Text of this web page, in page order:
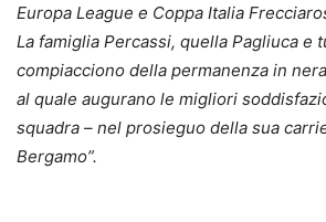
Europa League e Coppa Italia
La famiglia Percassi, quella Pagliuca e
compiacciono della permanenza in
al quale augurano le migliori
squadra – nel prosieguo della sua
Bergamo”.